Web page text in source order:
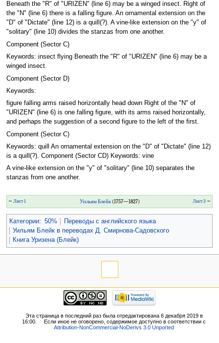
Beneath the "R" of "URIZEN" (line 6) may be a winged insect. Right of
the "N" (line 6) there is a falling figure. An ornamental extension on the
"D" of "Dictate" (line 12) is a quill(?). A vine-like extension on the "y" of
"solitary" (line 10) divides the stanzas from one another.
Component (Sector C)
Keywords: insect flying Beneath the "R" of "URIZEN" (line 6) may be a
winged insect.
Component (Sector D)
Keywords:
figure falling arms raised horizontally head down Right of the "N" of
"URIZEN" (line 6) is one falling figure, with its arms raised horizontally,
and perhaps the suggestion of a second figure to the left of the first.
Component (Sector C)
Keywords: quill An ornamental extension on the "D" of "Dictate" (line 12)
is a quill(?). Component (Sector CD) Keywords: vine
A vine-like extension on the "y" of "solitary" (line 10) separates the
stanzas from one another.
← Лист 1 Уильям Блейк(1757—1827) Лист 3→
Категории: 50%
Переводы с английского языка
Уильям Блейк в переводах Д. Смирнова-Садовского
Книга Уризена (Блейк)
Эта страница в последний раз была отредактирована 6 декабря 2019 в
16:00.
Если иное не оговорено, содержимое доступно в соответствии с
Attribution-NonCommercial-NoDerivs 3.0 Unported